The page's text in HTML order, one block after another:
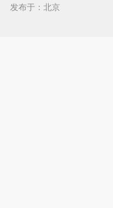
发布于：北京